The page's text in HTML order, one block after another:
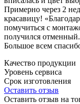
Примерно через 2
красавицу!
помучиться с
получился отменный.
Большое всем
Качество продукции
Уровень сервиса
Срок изготовления
Оставить отзыв
Оставить отзыв на